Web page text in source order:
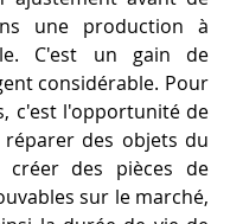
une production à
C'est un gain de
considérable. Pour
c'est l'opportunité de
des objets du
créer des pièces de
sur le marché,